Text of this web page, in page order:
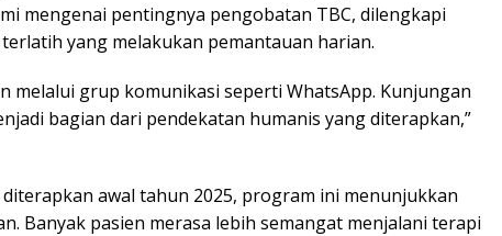
mengenai pentingnya pengobatan TBC, dilengkapi
yang melakukan pemantauan harian.
melalui grup komunikasi seperti WhatsApp. Kunjungan
bagian dari pendekatan humanis yang diterapkan,”
awal tahun 2025, program ini menunjukkan
Banyak pasien merasa lebih semangat menjalani terapi